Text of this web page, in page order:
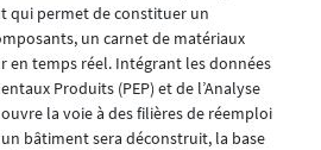
qui permet de constituer un
un carnet de matériaux
en temps réel. Intégrant les données
Produits (PEP) et de l’Analyse
ouvre la voie à des filières de réemploi
bâtiment sera déconstruit, la base